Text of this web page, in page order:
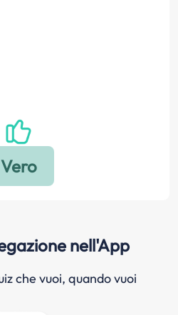
nell'App
che vuoi, quando vuoi